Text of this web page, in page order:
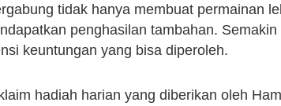
tidak hanya membuat permainan
penghasilan tambahan. Semakin
keuntungan yang bisa diperoleh.
hadiah harian yang diberikan oleh